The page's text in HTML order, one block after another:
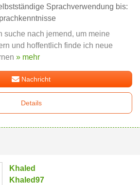
Sprachverwendung bis:
suche nach jemend, um meine
und hoffentlich finde ich neue
» mehr
Nachricht
Details
Khaled
Khaled97